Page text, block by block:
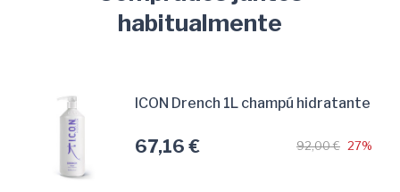
habitualmente
ICON Drench 1L champú hidratante
67,16 € 92,00 € 27%